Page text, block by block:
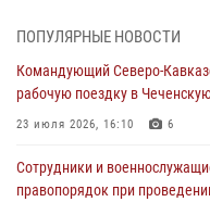
определили на Кубани
В Ульяновске росгвардейцы
(видео)
ПОПУЛЯРНЫЕ НОВОСТИ
Командующий Северо-
рабочую поездку в
23 июля 2026, 16:10 6
Сотрудники и
правопорядок при